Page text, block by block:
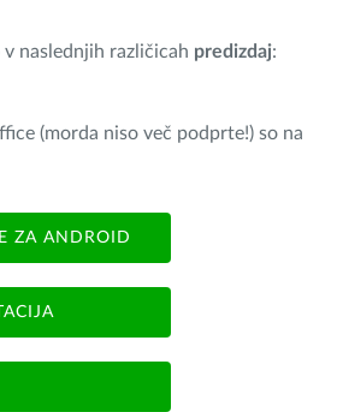
naslednjih različicah predizdaj:
(morda niso več podprte!) so na
ZA ANDROID